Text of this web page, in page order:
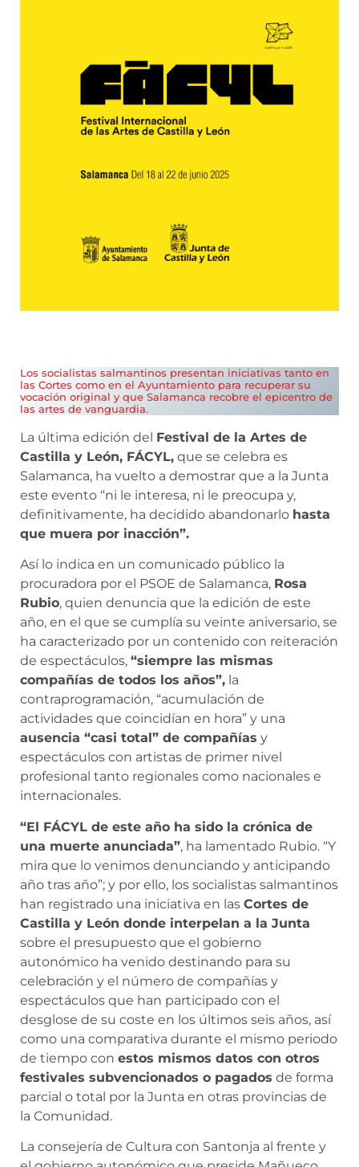
Los socialistas salmantinos presentan iniciativas tanto en
las Cortes como en el Ayuntamiento para recuperar su
vocación original y que Salamanca recobre el epicentro de
las artes de vanguardia.
La última edición del Festival de la Artes de
Castilla y León, FÁCYL, que se celebra es
Salamanca, ha vuelto a demostrar que a la Junta
este evento “ni le interesa, ni le preocupa y,
definitivamente, ha decidido abandonarlo hasta
que muera por inacción”.
Así lo indica en un comunicado público la
procuradora por el PSOE de Salamanca, Rosa
Rubio, quien denuncia que la edición de este
año, en el que se cumplía su veinte aniversario, se
ha caracterizado por un contenido con reiteración
de espectáculos, “siempre las mismas
compañías de todos los años”, la
contraprogramación, “acumulación de
actividades que coincidían en hora” y una
ausencia “casi total” de compañías y
espectáculos con artistas de primer nivel
profesional tanto regionales como nacionales e
internacionales.
“El FÁCYL de este año ha sido la crónica de
una muerte anunciada”, ha lamentado Rubio. “Y
mira que lo venimos denunciando y anticipando
año tras año”; y por ello, los socialistas salmantinos
han registrado una iniciativa en las Cortes de
Castilla y León donde interpelan a la Junta
sobre el presupuesto que el gobierno
autonómico ha venido destinando para su
celebración y el número de compañías y
espectáculos que han participado con el
desglose de su coste en los últimos seis años, así
como una comparativa durante el mismo periodo
de tiempo con estos mismos datos con otros
festivales subvencionados o pagados de forma
parcial o total por la Junta en otras provincias de
la Comunidad.
La consejería de Cultura con Santonja al frente y